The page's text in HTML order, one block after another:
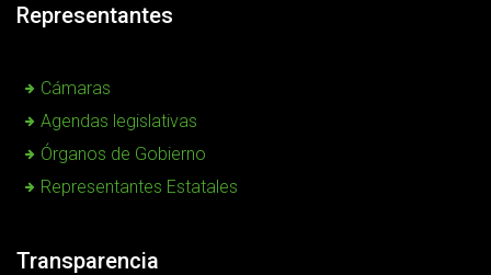
Representantes
Cámaras
Agendas legislativas
Órganos de Gobierno
Representantes Estatales
Transparencia